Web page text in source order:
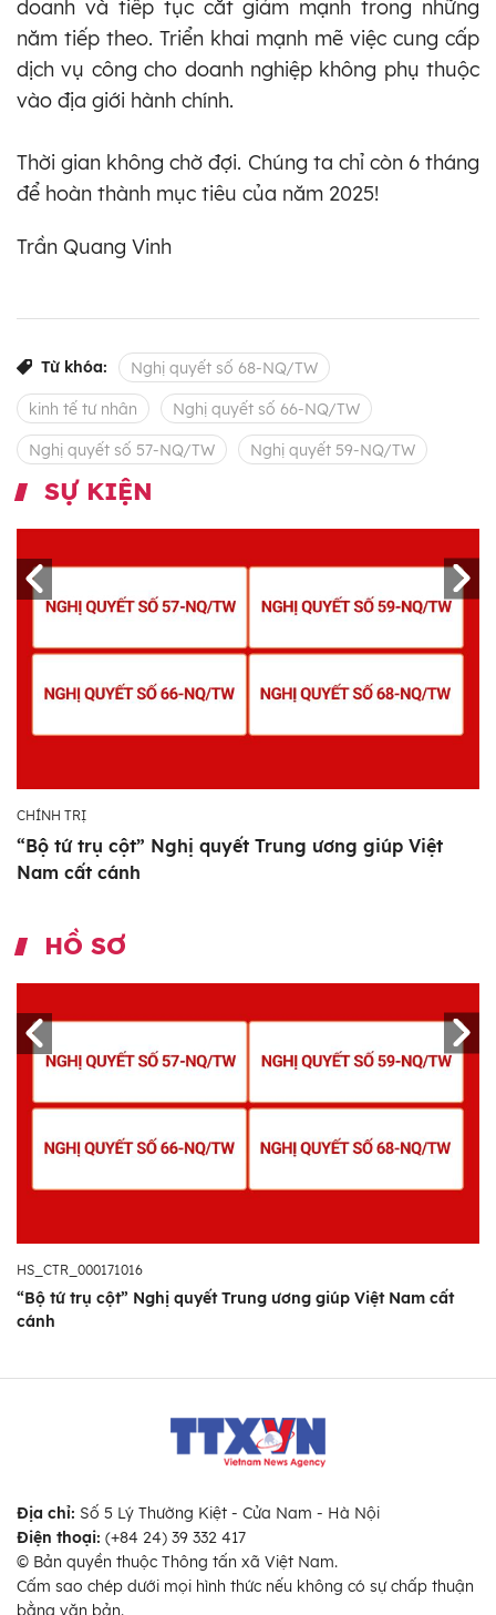
doanh và tiếp tục cắt giảm mạnh trong những
năm tiếp theo. Triển khai mạnh mẽ việc cung cấp
dịch vụ công cho doanh nghiệp không phụ thuộc
vào địa giới hành chính.
Thời gian không chờ đợi. Chúng ta chỉ còn 6 tháng
để hoàn thành mục tiêu của năm 2025!
Trần Quang Vinh
Từ khóa: Nghị quyết số 68-NQ/TW
kinh tế tư nhân Nghị quyết số 66-NQ/TW
Nghị quyết số 57-NQ/TW Nghị quyết 59-NQ/TW
SỰ KIỆN
CHÍNH TRỊ
“Bộ tứ trụ cột” Nghị quyết Trung ương giúp Việt
Nam cất cánh
HỒ SƠ
HS_CTR_000171016
“Bộ tứ trụ cột” Nghị quyết Trung ương giúp Việt Nam cất
cánh
Địa chỉ: Số 5 Lý Thường Kiệt - Cửa Nam - Hà Nội
Điện thoại: (+84 24) 39 332 417
© Bản quyền thuộc Thông tấn xã Việt Nam.
Cấm sao chép dưới mọi hình thức nếu không có sự chấp thuận
bằng văn bản.